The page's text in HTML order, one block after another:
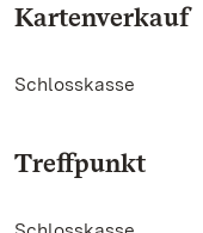
Kartenverkauf
Schlosskasse
Treffpunkt